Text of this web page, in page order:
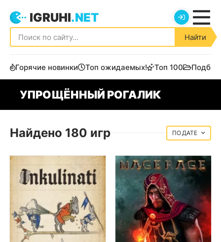
IGRUHI.NET
Найти
Горячие новинки Топ ожидаемых! Топ 100
УПРОЩЁННЫЙ РОГАЛИК
Найдено 180 игр ДАТЕ